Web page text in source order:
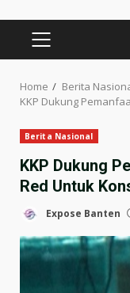
PRIMARY
MENU
Home
Berita
KKP Dukung
Berita Nasional
KKP Dukung
Red Untuk
Expose Banten